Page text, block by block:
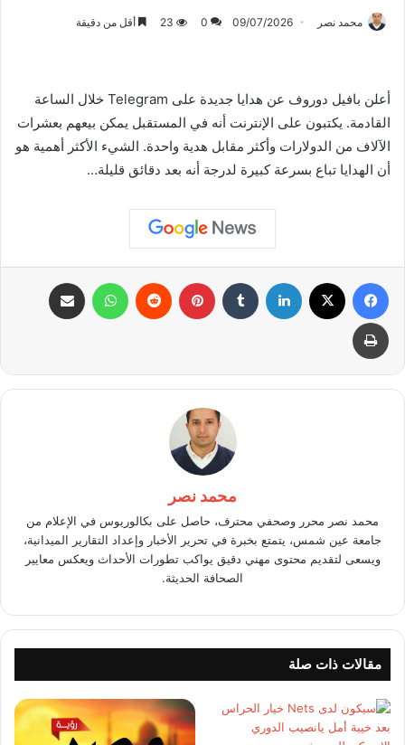
محمد نصر 09/07/2026
0
23 أقل من دقيقة
أعلن بافيل دوروف عن هدايا جديدة على Telegram خلال الساعة
القادمة. يكتبون على الإنترنت أنه في المستقبل يمكن بيعهم بعشرات
الآلاف من الدولارات وأكثر مقابل هدية واحدة. الشيء الأكثر أهمية هو
أن الهدايا تباع بسرعة كبيرة لدرجة أنه بعد دقائق قليلة…
فيسبوك لينكدإن بينتيريست واتساب
طباعة
محمد نصر
محمد نصر محرر وصحفي محترف، حاصل على بكالوريوس في الإعلام من
جامعة عين شمس، يتمتع بخبرة في تحرير الأخبار وإعداد التقارير الميدانية،
ويسعى لتقديم محتوى مهني دقيق يواكب تطورات الأحداث ويعكس معايير
الصحافة الحديثة.
مقالات ذات صلة